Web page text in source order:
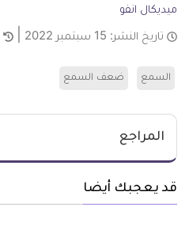
ميديكال انفو
تاريخ النشر: 15 سبتمبر 2022
السمع ضعف السمع
المراجع
قد يعجبك أيضا